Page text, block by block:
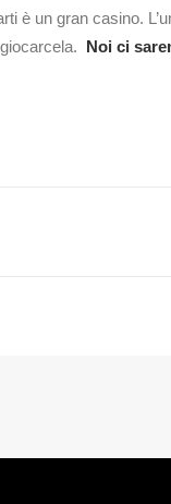
è un gran casino.
Noi ci